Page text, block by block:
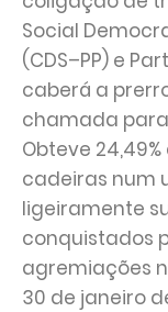
Social
(CDS–PP) e
caberá a
chamada
Obteve
cadeiras num
ligeiramente
conquistados
agremiações
30 de janeiro